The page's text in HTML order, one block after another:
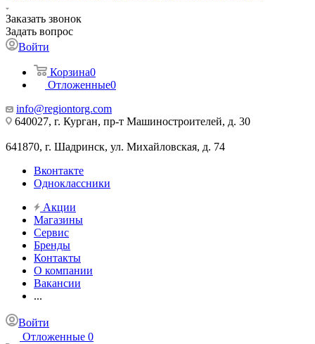
Заказать звонок
Задать вопрос
Войти
Корзина0
Отложенные0
info@regiontorg.com
640027, г. Курган, пр-т Машиностроителей, д. 30
641870, г. Шадринск, ул. Михайловская, д. 74
Вконтакте
Одноклассники
Акции
Магазины
Сервис
Бренды
Контакты
О компании
Вакансии
...
Войти
Отложенные 0